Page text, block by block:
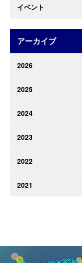
イベント
アーカイブ
2026
2025
2024
2023
2022
2021